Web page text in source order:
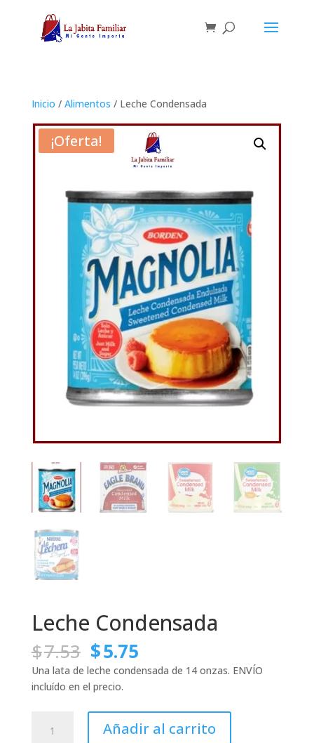
Inicio / Alimentos / Leche Condensada
¡Oferta!
Leche Condensada
$7.53 El
precio
original
era:
$7.53.
$5.75El
precio
actual
$5.75.
Una lata de leche condensada de 14 onzas. ENVÍO
incluído en el precio.
Condensada
Añadir al carrito